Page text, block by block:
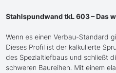
Stahlspundwand tkL 603 – Das
Wenn es einen Verbau-Standard
Dieses Profil ist der kalkulierte
des Spezialtiefbaus und schließt
schweren Baureihen. Mit einem